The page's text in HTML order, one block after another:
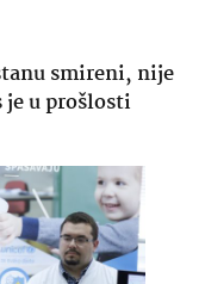
smireni, nije
je u prošlosti